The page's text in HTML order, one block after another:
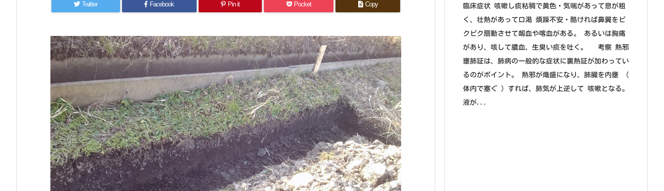
Twitter Facebook Pin it Pocket Copy
臨床症状 咳嗽し痰粘稠で黄色・気喘があって息が粗
く、壮熱があって口渇 煩躁不安・酷ければ鼻翼をピ
クピク扇動させて衂血や喀血がある。 あるいは胸痛
があり、咳して膿血、生臭い痰を吐く。 考察 熱邪
壅肺証は、肺病の一般的な症状に裏熱証が加わってい
るのがポイント。 熱邪が熾盛になり、肺臓を内壅 (
体内で塞ぐ ) すれば、肺気が上逆して 咳嗽となる。
液が...